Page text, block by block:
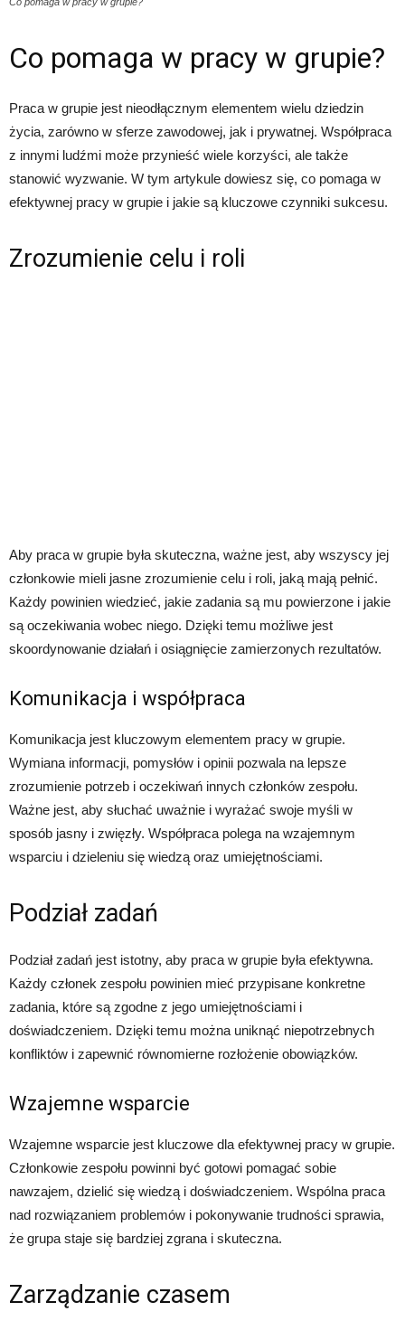
Co pomaga w pracy w grupie?
Praca w grupie jest nieodłącznym elementem wielu dziedzin
życia, zarówno w sferze zawodowej, jak i prywatnej. Współpraca
z innymi ludźmi może przynieść wiele korzyści, ale także
stanowić wyzwanie. W tym artykule dowiesz się, co pomaga w
efektywnej pracy w grupie i jakie są kluczowe czynniki sukcesu.
Zrozumienie celu i roli
Aby praca w grupie była skuteczna, ważne jest, aby wszyscy jej
członkowie mieli jasne zrozumienie celu i roli, jaką mają pełnić.
Każdy powinien wiedzieć, jakie zadania są mu powierzone i jakie
są oczekiwania wobec niego. Dzięki temu możliwe jest
skoordynowanie działań i osiągnięcie zamierzonych rezultatów.
Komunikacja i współpraca
Komunikacja jest kluczowym elementem pracy w grupie.
Wymiana informacji, pomysłów i opinii pozwala na lepsze
zrozumienie potrzeb i oczekiwań innych członków zespołu.
Ważne jest, aby słuchać uważnie i wyrażać swoje myśli w
sposób jasny i zwięzły. Współpraca polega na wzajemnym
wsparciu i dzieleniu się wiedzą oraz umiejętnościami.
Podział zadań
Podział zadań jest istotny, aby praca w grupie była efektywna.
Każdy członek zespołu powinien mieć przypisane konkretne
zadania, które są zgodne z jego umiejętnościami i
doświadczeniem. Dzięki temu można uniknąć niepotrzebnych
konfliktów i zapewnić równomierne rozłożenie obowiązków.
Wzajemne wsparcie
Wzajemne wsparcie jest kluczowe dla efektywnej pracy w grupie.
Członkowie zespołu powinni być gotowi pomagać sobie
nawzajem, dzielić się wiedzą i doświadczeniem. Wspólna praca
nad rozwiązaniem problemów i pokonywanie trudności sprawia,
że grupa staje się bardziej zgrana i skuteczna.
Zarządzanie czasem